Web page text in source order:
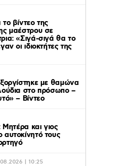
βίντεο της
μαέστρου σε
«Σιγά-σιγά θα το
οι ιδιοκτήτες της
με θαμώνα
στο πρόσωπο –
– Βίντεο
Μητέρα και γιος
τους
| 10:25